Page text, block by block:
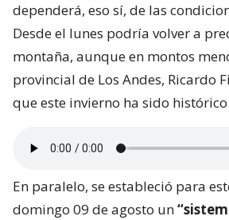
dependerá, eso sí, de las
Desde el lunes podría volver a
montaña, aunque en montos
provincial de Los Andes, Ricardo
que este invierno ha sido histórico.
En paralelo, se estableció para
domingo 09 de agosto un